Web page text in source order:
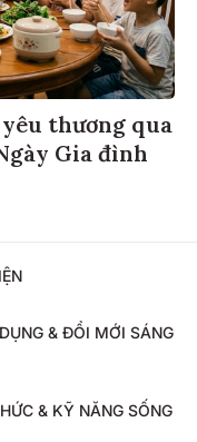
thương qua
Gia đình
& ĐỔI MỚI SÁNG
& KỸ NĂNG SỐNG